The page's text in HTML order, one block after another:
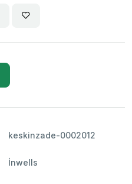
keskinzade-0002012
İnwells